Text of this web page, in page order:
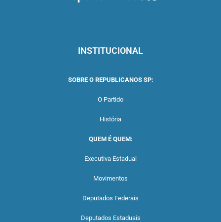
INSTITUCIONAL
SOBRE O REPUBLICANOS SP:
O Partido
História
QUEM É QUEM:
Executiva Estadual
Movimentos
Deputados Federais
Deputados Estaduais